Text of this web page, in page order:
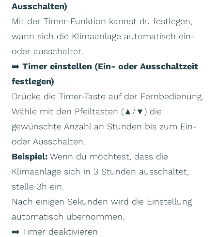
Ausschalten)
Mit der Timer-Funktion kannst du festlegen,
wann sich die Klimaanlage automatisch ein-
oder ausschaltet.
➡️ Timer einstellen (Ein- oder Ausschaltzeit
festlegen)
Drücke die Timer-Taste auf der Fernbedienung.
Wähle mit den Pfeiltasten (▲/▼) die
gewünschte Anzahl an Stunden bis zum Ein-
oder Ausschalten.
Beispiel: Wenn du möchtest, dass die
Klimaanlage sich in 3 Stunden ausschaltet,
stelle 3h ein.
Nach einigen Sekunden wird die Einstellung
automatisch übernommen.
➡️ Timer deaktivieren